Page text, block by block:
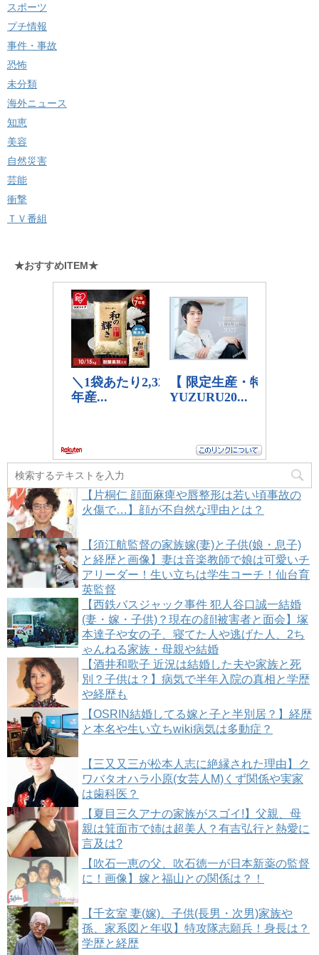
スポーツ
プチ情報
事件・事故
恐怖
未分類
海外ニュース
知恵
美容
自然災害
芸能
衝撃
ＴＶ番組
★おすすめITEM★
【片桐仁 顔面麻痺や唇整形は若い頃事故の
火傷で…】顔が不自然な理由とは？
【須江航監督の家族嫁(妻)と子供(娘・息子)
と経歴と画像】妻は音楽教師で娘は可愛いチ
アリーダー！生い立ちは学生コーチ！仙台育
英監督
【西鉄バスジャック事件 犯人谷口誠一結婚
(妻・嫁・子供)？現在の顔!被害者と面会】塚
本達子や女の子、寝てた人や逃げた人、2ち
ゃんねる家族・母親や結婚
【酒井和歌子 近況は結婚した夫や家族と死
別？子供は？】病気で半年入院の真相と学歴
や経歴も
【OSRIN結婚してる嫁と子と半別居？】経歴
と本名や生い立ちwiki病気は多動症？
【三又又三が松本人志に絶縁された理由】ク
ワバタオハラ小原(女芸人M)くず関係や実家
は歯科医？
【夏目三久アナの家族がスゴイ!】父親、母
親は箕面市で姉は超美人？有吉弘行と熱愛に
言及は?
【吹石一恵の父、吹石徳一が日本新薬の監督
に！画像】嫁と福山との関係は？！
【千玄室 妻(嫁)、子供(長男・次男)家族や
孫、家系図と年収】特攻隊志願兵！身長は？
学歴と経歴